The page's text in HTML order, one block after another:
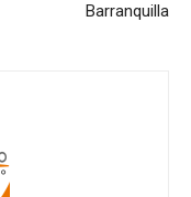
Barranquilla